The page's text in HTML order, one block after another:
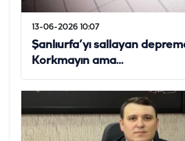
13-06-2026 10:07
Şanlıurfa’yı sallayan
Korkmayın ama…